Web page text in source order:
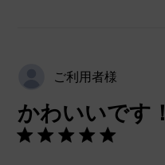
ご利用者様
かわいいです！